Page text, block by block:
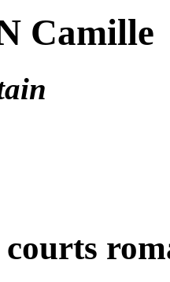
Camille